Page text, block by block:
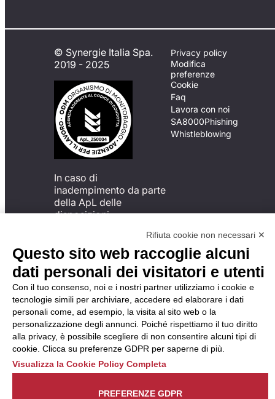
© Synergie Italia Spa.
2019 - 2025
In caso di
inadempimento da parte
della ApL delle
disposizioni
possibile presentare un
reclamo
all’Organismo di
Monitoraggio utilizzando
una delle modalità
descritte al seguente
indirizzo web
https://odm-
agenzielavoro.it/reclami/.
Privacy policy
Modifica
preferenze
Cookie
Faq
Lavora con noi
SA8000Phishing
Whistleblowing
Rifiuta cookie non necessari ✕
Questo sito web raccoglie alcuni
dati personali dei visitatori e utenti
Con il tuo consenso, noi e i nostri partner utilizziamo i cookie e
tecnologie simili per archiviare, accedere ed elaborare i dati
personali come, ad esempio, la visita al sito web o la
personalizzazione degli annunci. Poiché rispettiamo il tuo diritto
alla privacy, è possibile scegliere di non consentire alcuni tipi di
cookie. Clicca su preferenze GDPR per saperne di più.
Visualizza la Cookie Policy Completa
PREFERENZE GDPR